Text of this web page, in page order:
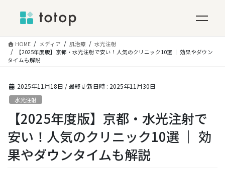
HOME メディア 肌治療
水光注射
【2025年度版】京都・水光注射で安い！人気のクリニック10選 │ 効果やダウン
タイムも解説
2025年11月18日 / 最終更新日時 : 2025年11月30日
水光注射
【2025年度版】京都・水光注射で
安い！人気のクリニック10選 │ 効
果やダウンタイムも解説